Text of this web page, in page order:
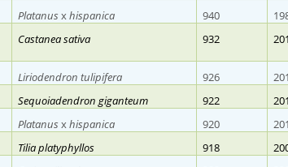
Platanus xhispanica 940
Castanea sativa 932
Liriodendron tulipifera 926
Sequoiadendron giganteum 922
Platanus xhispanica 920
Tilia platyphyllos 918